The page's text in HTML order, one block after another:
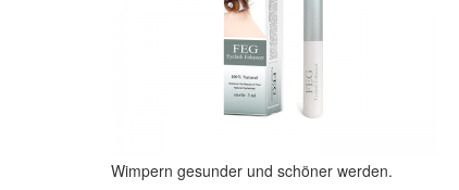
Wimpern gesunder und schöner werden.